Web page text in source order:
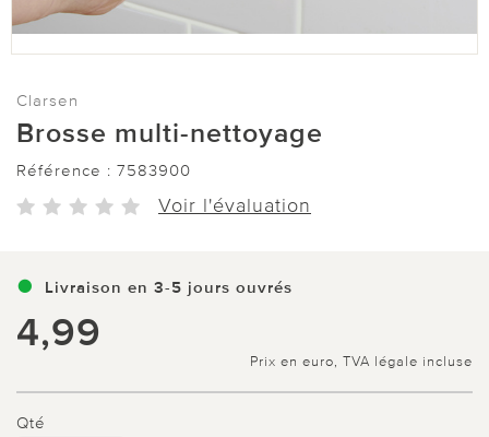
Clarsen
Brosse multi-nettoyage
Référence : 7583900
Voir l'évaluation
Livraison en 3-5 jours ouvrés
4,99
Prix en euro, TVA légale incluse
Qté